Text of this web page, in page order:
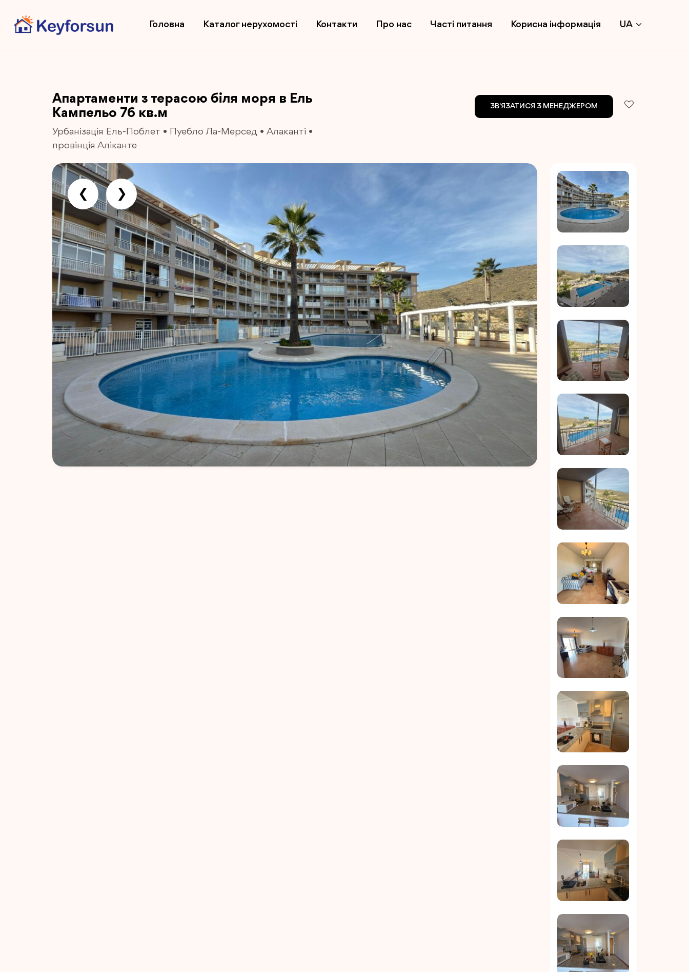
Головна Каталог нерухомості Контакти Про нас Часті питання Корисна інформація UA
Апартаменти з терасою біля моря в Ель
Кампельо 76 кв.м
Урбанізація Ель-Поблет • Пуебло Ла-Мерсед • Алаканті •
провінція Аліканте
ЗВ'ЯЗАТИСЯ З МЕНЕДЖЕРОМ
❮
Previous
❯
Next